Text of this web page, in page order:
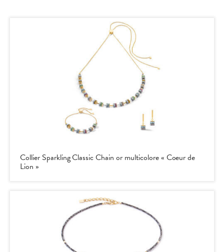
Collier Sparkling Classic Chain or multicolore « Coeur de
Lion »